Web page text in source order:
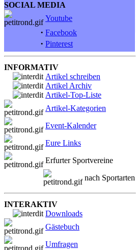
SOCIAL MEDIA
Youtube
· Facebook
· Pinterest
INFORMATIV
Artikel schreiben
Artikel Archiv
Artikel-Top-Liste
Artikel-Kategorien
Event-Kalender
Eure Links
Erfurter Sportvereine
nach Sportarten
INTERAKTIV
Downloads
Gästebuch
Umfragen